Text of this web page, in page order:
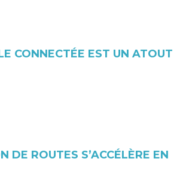
CONNECTÉE EST UN ATOUT
DE ROUTES S’ACCÉLÈRE EN